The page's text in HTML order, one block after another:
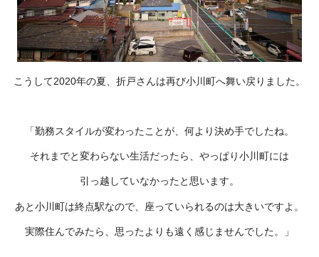
こうして2020年の夏、折戸さんは再び小川町へ舞い戻りました。
「勤務スタイルが変わったことが、何より決め手でしたね。
それまでと変わらない生活だったら、やっぱり小川町には
引っ越していなかったと思います。
あと小川町は終点駅なので、座っていられるのは大きいですよ。
実際住んでみたら、思ったよりも遠く感じませんでした。」